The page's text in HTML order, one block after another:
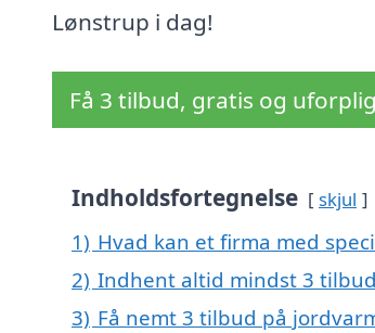
Lønstrup i dag!
Få 3 tilbud, gratis og
Indholdsfortegnelse skjul
1) Hvad kan et firma med
2) Indhent altid mindst 3
3) Få nemt 3 tilbud på